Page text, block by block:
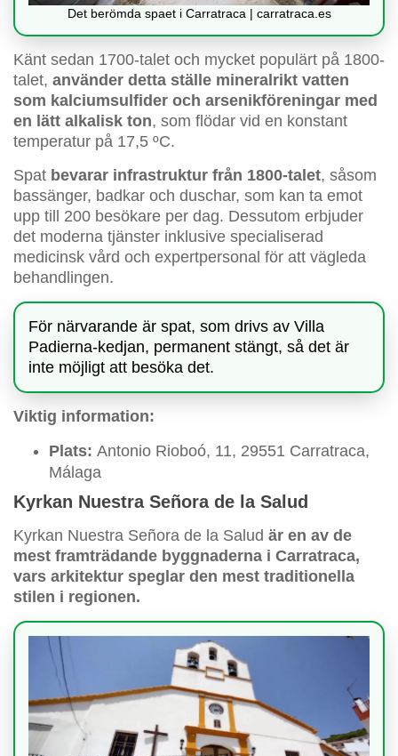
Det berömda spaet i Carratraca | carratraca.es
Känt sedan 1700-talet och mycket populärt på 1800-
talet, använder detta ställe mineralrikt vatten
som kalciumsulfider och arsenikföreningar med
en lätt alkalisk ton, som flödar vid en konstant
temperatur på 17,5 ºC.
Spat bevarar infrastruktur från 1800-talet, såsom
bassänger, badkar och duschar, som kan ta emot
upp till 200 besökare per dag. Dessutom erbjuder
det moderna tjänster inklusive specialiserad
medicinsk vård och expertpersonal för att vägleda
behandlingen.
För närvarande är spat, som drivs av Villa
Padierna-kedjan, permanent stängt, så det är
inte möjligt att besöka det.
Viktig information:
Plats: Antonio Rioboó, 11, 29551 Carratraca,
Málaga
Kyrkan Nuestra Señora de la Salud
Kyrkan Nuestra Señora de la Salud är en av de
mest framträdande byggnaderna i Carratraca,
vars arkitektur speglar den mest traditionella
stilen i regionen.